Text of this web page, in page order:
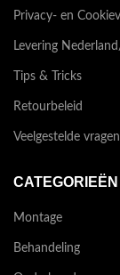
Privacy- en
Levering
Tips & Tricks
Retourbeleid
Veelgestelde vragen
CATEGORIEËN
Montage
Behandeling